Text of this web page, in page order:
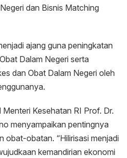
dan Bisnis Matching
ajang guna peningkatan
Dalam Negeri serta
dan Obat Dalam Negeri oleh
Kesehatan RI Prof. Dr.
menyampaikan pentingnya
obat-obatan. “Hilirisasi menjadi
kemandirian ekonomi